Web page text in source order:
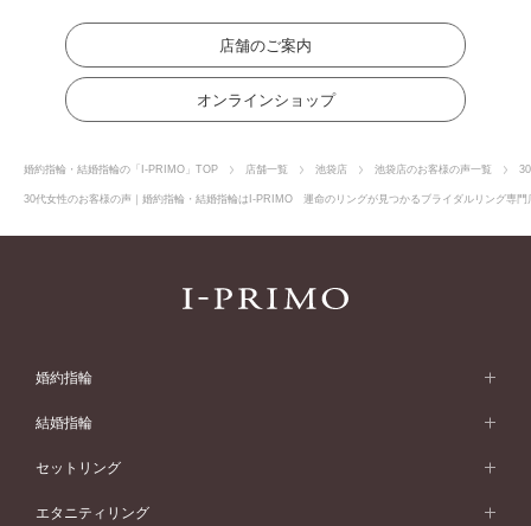
店舗のご案内
オンラインショップ
婚約指輪・結婚指輪の「I-PRIMO」TOP 店舗一覧 池袋店 池袋店のお客様の声一覧
30代女性のお客様の声｜婚約指輪・結婚指輪はI-PRIMO 運命のリングが見つかるブライダルリング専
婚約指輪
婚約指輪 (エンゲージリング)
婚約指輪一覧
結婚指輪
結婚指輪 (マリッジリング)
結婚指輪一覧
セットリング
セットリング
エタニティリング